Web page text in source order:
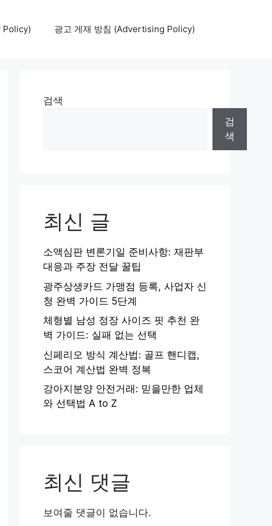
Policy) 광고 게재 방침 (Advertising Policy)
검색
검
색
최신 글
소액심판 변론기일 준비사항: 재판부
대응과 주장 전달 꿀팁
광주상생카드 가맹점 등록, 사업자 신
청 완벽 가이드 5단계
체형별 남성 정장 사이즈 핏 추천 완
벽 가이드: 실패 없는 선택
신페리오 방식 계산법: 골프 핸디캡,
스코어 계산법 완벽 정복
강아지분양 안전거래: 믿을만한 업체
와 선택법 A to Z
최신 댓글
보여줄 댓글이 없습니다.